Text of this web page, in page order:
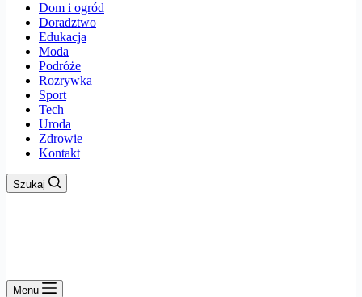
Dom i ogród
Doradztwo
Edukacja
Moda
Podróże
Rozrywka
Sport
Tech
Uroda
Zdrowie
Kontakt
Szukaj
Menu